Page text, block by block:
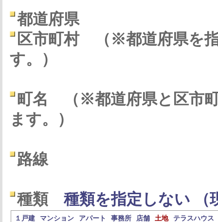
都道府県
区市町村
（※都道府県を
す。）
町名
（※都道府県と区市
ます。）
路線
種類 種類を指定しない （
１戸建 マンション アパート 事務所 店舗 土地 テラスハウス